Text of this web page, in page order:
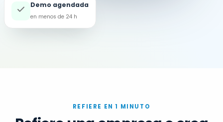
Demo agendada
en menos de 24 h
REFIERE EN 1 MINUTO